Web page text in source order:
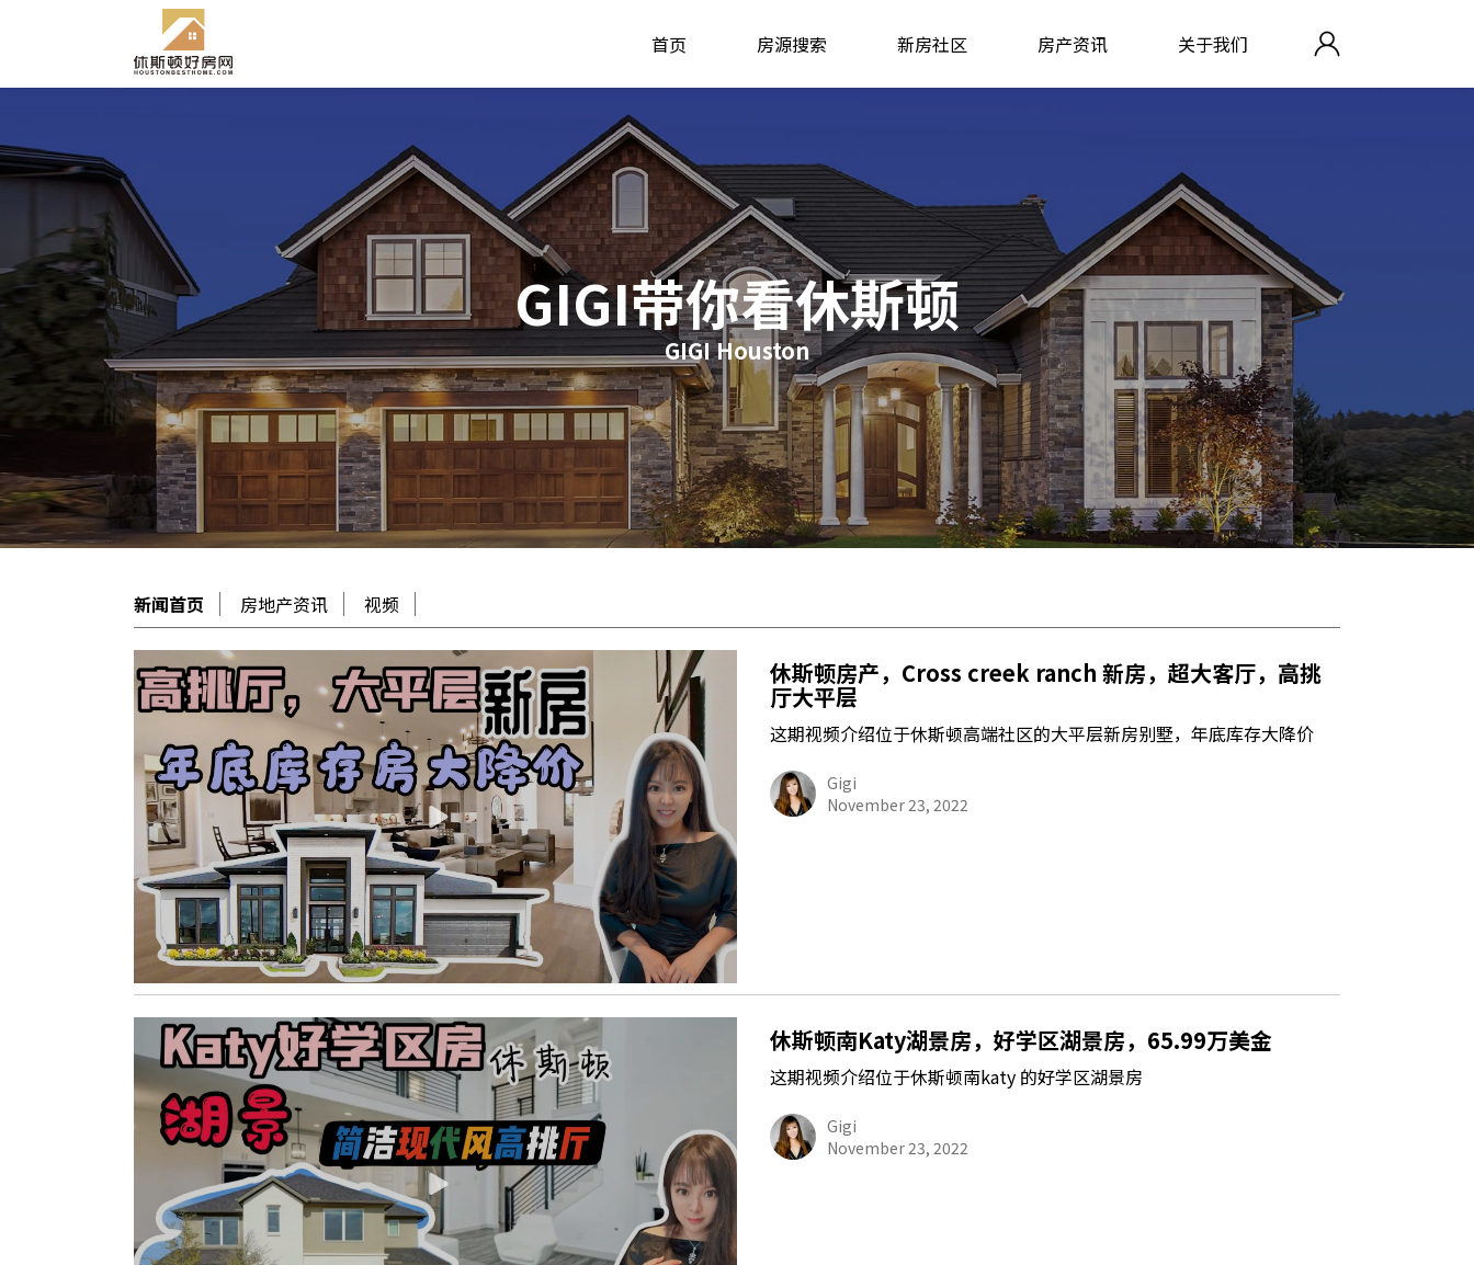
首页 房源搜索 新房社区 房产资讯 关于我们
GIGI带你看休斯顿
GIGI Houston
新闻首页 房地产资讯 视频
休斯顿房产，Cross creek ranch 新房，超大客厅，高挑
厅大平层
这期视频介绍位于休斯顿高端社区的大平层新房别墅，年底库存大降价
Gigi
November 23, 2022
休斯顿南Katy湖景房，好学区湖景房，65.99万美金
这期视频介绍位于休斯顿南katy 的好学区湖景房
Gigi
November 23, 2022